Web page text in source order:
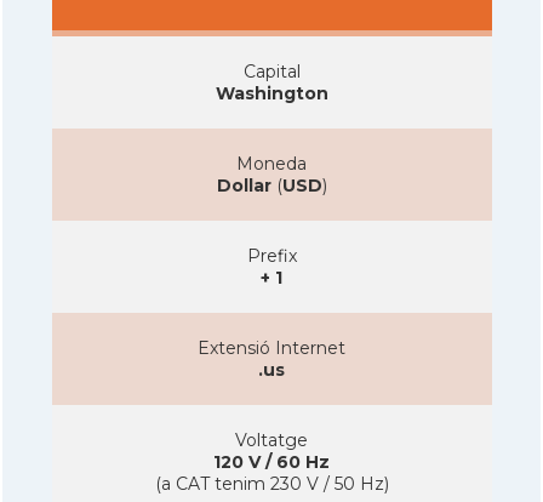
Capital
Washington
Moneda
Dollar(USD)
Prefix
+ 1
Extensió Internet
.us
Voltatge
120 V / 60 Hz
(a CAT tenim 230 V / 50 Hz)